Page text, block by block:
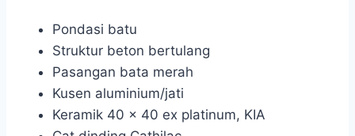
Pondasi batu
Struktur beton bertulang
Pasangan bata merah
Kusen aluminium/jati
Keramik 40 x 40 ex platinum, KIA